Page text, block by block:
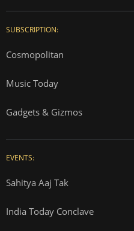
SUBSCRIPTION:
Cosmopolitan
Music Today
Gadgets & Gizmos
EVENTS:
Sahitya Aaj Tak
India Today Conclave